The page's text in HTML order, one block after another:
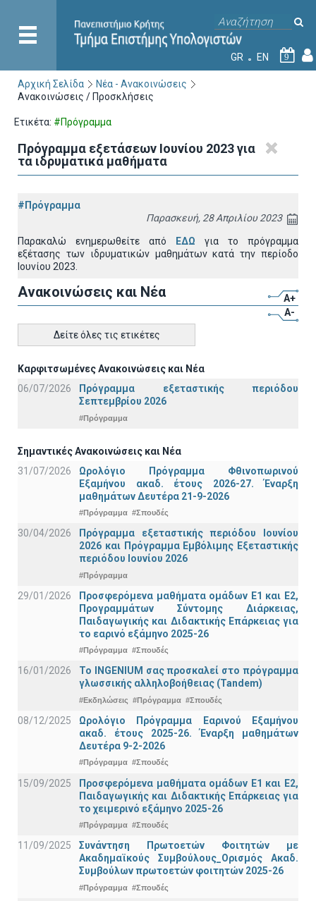
GR EN 9
Αρχική Σελίδα
Νέα - Ανακοινώσεις
Ανακοινώσεις / Προσκλήσεις
Ετικέτα: #Πρόγραμμα
Πρόγραμμα εξετάσεων Ιουνίου 2023 για
τα ιδρυματικά μαθήματα
#Πρόγραμμα
Παρασκευή, 28 Απριλίου 2023
Παρακαλώ ενημερωθείτε από ΕΔΩ
για το πρόγραμμα
εξέτασης των ιδρυματικών μαθημάτων κατά την περίοδο
Ιουνίου 2023.
Ανακοινώσεις και Νέα
A+
A-
Δείτε όλες τις ετικέτες
Καρφιτσωμένες Ανακοινώσεις και Νέα
06/07/2026
Πρόγραμμα εξεταστικής περιόδου
Σεπτεμβρίου 2026
#Πρόγραμμα
Σημαντικές Ανακοινώσεις και Νέα
31/07/2026
Ωρολόγιο Πρόγραμμα Φθινοπωρινού
Εξαμήνου ακαδ. έτους 2026-27. Έναρξη
μαθημάτων Δευτέρα 21-9-2026
#Πρόγραμμα #Σπουδές
30/04/2026
Πρόγραμμα εξεταστικής περιόδου Ιουνίου
2026 και Πρόγραμμα Εμβόλιμης Εξεταστικής
περιόδου Ιουνίου 2026
#Πρόγραμμα
29/01/2026
Προσφερόμενα μαθήματα ομάδων Ε1 και Ε2,
Προγραμμάτων Σύντομης Διάρκειας,
Παιδαγωγικής και Διδακτικής Επάρκειας για
το εαρινό εξάμηνο 2025-26
#Πρόγραμμα #Σπουδές
16/01/2026
Το INGENIUM σας προσκαλεί στο πρόγραμμα
γλωσσικής αλληλοβοήθειας (Tandem)
#Εκδηλώσεις #Πρόγραμμα #Σπουδές
08/12/2025
Ωρολόγιο Πρόγραμμα Εαρινού Εξαμήνου
ακαδ. έτους 2025-26. Έναρξη μαθημάτων
Δευτέρα 9-2-2026
#Πρόγραμμα #Σπουδές
15/09/2025
Προσφερόμενα μαθήματα ομάδων Ε1 και Ε2,
Παιδαγωγικής και Διδακτικής Επάρκειας για
το χειμερινό εξάμηνο 2025-26
#Πρόγραμμα #Σπουδές
11/09/2025
Συνάντηση Πρωτοετών Φοιτητών με
Ακαδημαϊκούς Συμβούλους_Ορισμός Ακαδ.
Συμβούλων πρωτοετών φοιτητών 2025-26
#Πρόγραμμα #Σπουδές